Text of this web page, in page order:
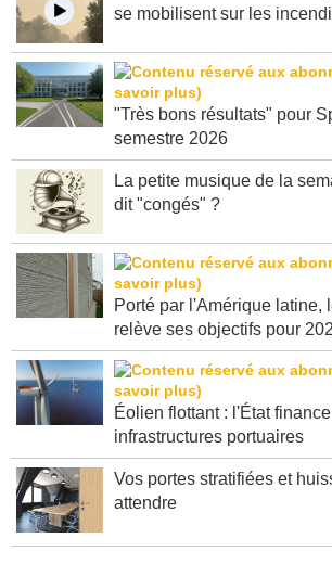
se mobilisent sur les
"Très bons résultats" pour
semestre 2026
La petite musique de la
dit "congés" ?
Porté par l'Amérique latine,
relève ses objectifs pour
Éolien flottant : l'État
infrastructures portuaires
Vos portes stratifiées et
attendre